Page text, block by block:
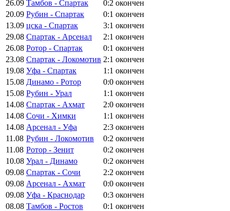
26.09 Тамбов - Спартак 0:2 окончен
20.09 Рубин - Спартак 0:1 окончен
13.09 цска - Спартак 3:1 окончен
29.08 Спартак - Арсенал 2:1 окончен
26.08 Ротор - Спартак 0:1 окончен
23.08 Спартак - Локомотив 2:1 окончен
19.08 Уфа - Спартак 1:1 окончен
15.08 Динамо - Ротор 0:0 окончен
15.08 Рубин - Урал 1:1 окончен
14.08 Спартак - Ахмат 2:0 окончен
14.08 Сочи - Химки 1:1 окончен
14.08 Арсенал - Уфа 2:3 окончен
11.08 Рубин - Локомотив 0:2 окончен
11.08 Ротор - Зенит 0:2 окончен
10.08 Урал - Динамо 0:2 окончен
09.08 Спартак - Сочи 2:2 окончен
09.08 Арсенал - Ахмат 0:0 окончен
09.08 Уфа - Краснодар 0:3 окончен
08.08 Тамбов - Ростов 0:1 окончен